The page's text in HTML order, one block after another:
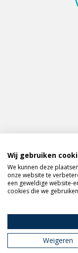
Meld je aan
VERAS
Volg VERAS op
Wij gebruiken
We kunnen deze
onze website te
een geweldige website-
cookies die we
Weigeren